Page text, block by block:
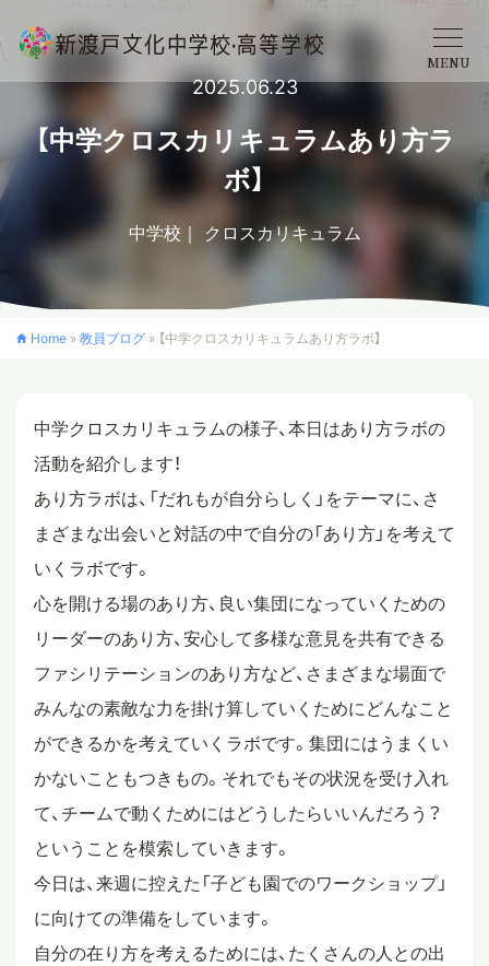
学校概要
高等学校
クロスカリキュラム
スタディツアー
ニュース
教員ブログ
在校生・保護者・卒業生の方へ
MENU
2025.06.23
【中学クロスカリキュラムあり方ラ
ボ】
中学校 クロスカリキュラム
Home » 教員ブログ » 【中学クロスカリキュラムあり方ラボ】
中学クロスカリキュラムの様子、本日はあり方ラボの
活動を紹介します！
あり方ラボは、「だれもが自分らしく」をテーマに、さ
まざまな出会いと対話の中で自分の「あり方」を考えて
いくラボです。
心を開ける場のあり方、良い集団になっていくための
リーダーのあり方、安心して多様な意見を共有できる
ファシリテーションのあり方など、さまざまな場面で
みんなの素敵な力を掛け算していくためにどんなこと
ができるかを考えていくラボです。集団にはうまくい
かないこともつきもの。それでもその状況を受け入れ
て、チームで動くためにはどうしたらいいんだろう？
ということを模索していきます。
今日は、来週に控えた「子ども園でのワークショップ」
に向けての準備をしています。
自分の在り方を考えるためには、たくさんの人との出